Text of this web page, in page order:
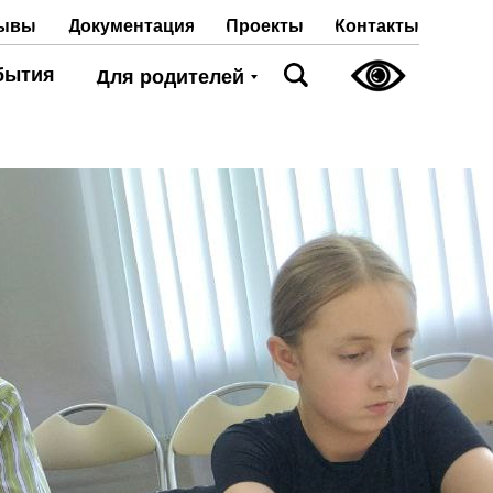
Контакты
Документация Проекты
Для родителей